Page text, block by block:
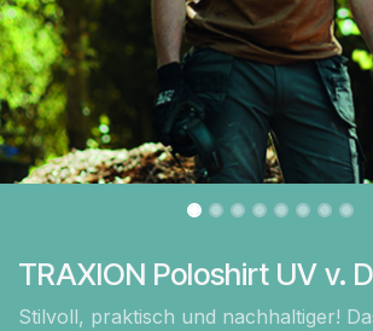
TRAXION Poloshirt UV v.
Stilvoll, praktisch und nachhaltiger!